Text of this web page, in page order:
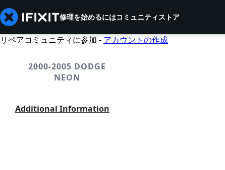
修理を始めるにはコミュニティストア
リペアコミュニティに参加 - アカウントの作成
2000-2005 DODGE
NEON
Additional Information